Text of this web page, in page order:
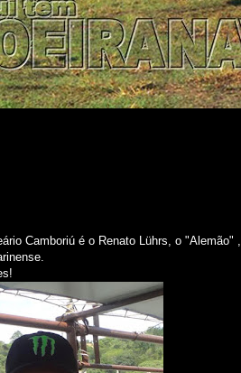
Camboriú é o Renato Lührs, o "Alemão" ,
!